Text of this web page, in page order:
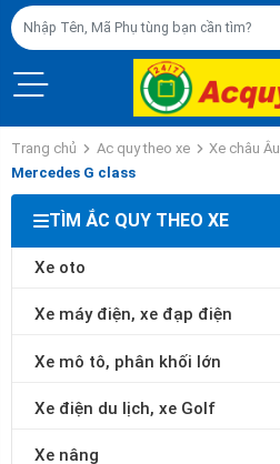
Trang chủ Ac quy theo xe Xe châu Âu
Mercedes G class
TÌM ẮC QUY THEO XE
Xe oto
Xe máy điện, xe đạp điện
Xe mô tô, phân khối lớn
Xe điện du lịch, xe Golf
Xe nâng